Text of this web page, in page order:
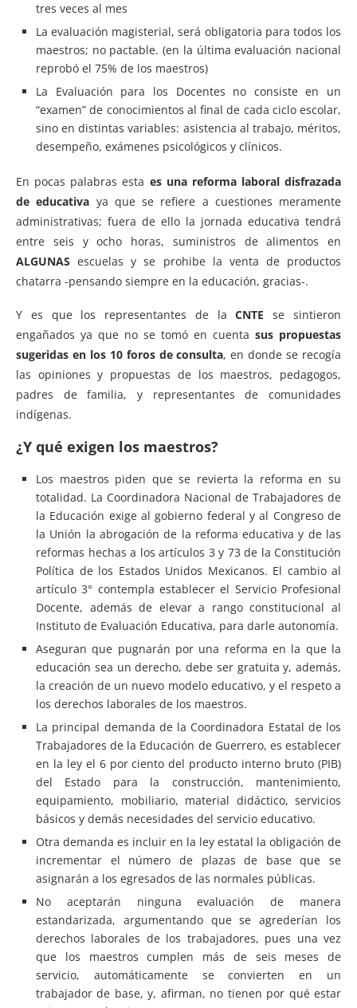
tres veces al mes
La evaluación magisterial, será obligatoria para todos los
maestros; no pactable. (en la última evaluación nacional
reprobó el 75% de los maestros)
La Evaluación para los Docentes no consiste en un
“examen” de conocimientos al final de cada ciclo escolar,
sino en distintas variables: asistencia al trabajo, méritos,
desempeño, exámenes psicológicos y clínicos.
En pocas palabras esta es una reforma laboral disfrazada
de educativa ya que se refiere a cuestiones meramente
administrativas; fuera de ello la jornada educativa tendrá
entre seis y ocho horas, suministros de alimentos en
ALGUNAS escuelas y se prohibe la venta de productos
chatarra -pensando siempre en la educación, gracias-.
Y es que los representantes de laCNTE se sintieron
engañados ya que no se tomó en cuenta sus propuestas
sugeridas en los 10 foros de consulta, en donde se recogía
las opiniones y propuestas de los maestros, pedagogos,
padres de familia, y representantes de comunidades
indígenas.
¿Y qué exigen los maestros?
Los maestros piden que se revierta la reforma en su
totalidad. La Coordinadora Nacional de Trabajadores de
la Educación exige al gobierno federal y al Congreso de
la Unión la abrogación de la reforma educativa y de las
reformas hechas a los artículos 3 y 73 de la Constitución
Política de los Estados Unidos Mexicanos. El cambio al
artículo 3° contempla establecer el Servicio Profesional
Docente, además de elevar a rango constitucional al
Instituto de Evaluación Educativa, para darle autonomía.
Aseguran que pugnarán por una reforma en la que la
educación sea un derecho, debe ser gratuita y, además,
la creación de un nuevo modelo educativo, y el respeto a
los derechos laborales de los maestros.
La principal demanda de la Coordinadora Estatal de los
Trabajadores de la Educación de Guerrero, es establecer
en la ley el 6 por ciento del producto interno bruto (PIB)
del Estado para la construcción, mantenimiento,
equipamiento, mobiliario, material didáctico, servicios
básicos y demás necesidades del servicio educativo.
Otra demanda es incluir en la ley estatal la obligación de
incrementar el número de plazas de base que se
asignarán a los egresados de las normales públicas.
No aceptarán ninguna evaluación de manera
estandarizada, argumentando que se agrederían los
derechos laborales de los trabajadores, pues una vez
que los maestros cumplen más de seis meses de
servicio, automáticamente se convierten en un
trabajador de base, y, afirman, no tienen por qué estar